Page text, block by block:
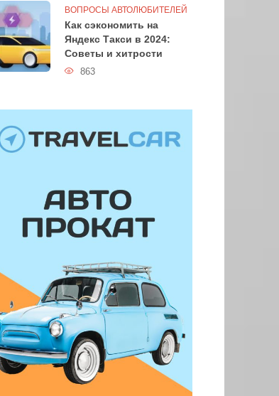
ВОПРОСЫ АВТОЛЮБИТЕЛЕЙ
Как сэкономить на
Яндекс Такси в 2024:
Советы и хитрости
863